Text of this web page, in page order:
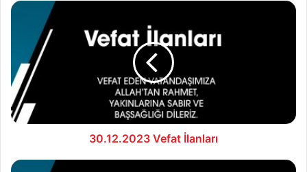
30.12.2023
30.12.2023 Vefat İlanları
01.01.2024